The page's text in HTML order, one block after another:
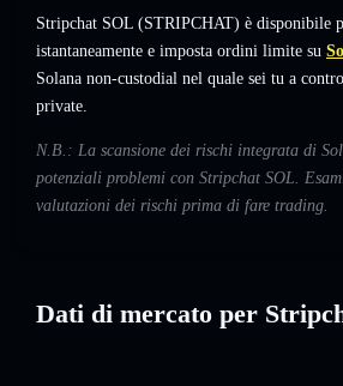
Stripchat SOL (STRIPCHAT) è disponibile
istantaneamente e imposta ordini limite su
Solana non-custodial nel quale sei tu a
private.
N.B.: La scansione dei rischi integrata di
potenziali problemi con Stripchat SOL.
valutazioni dei rischi prima di fare trading.
Dati di mercato per